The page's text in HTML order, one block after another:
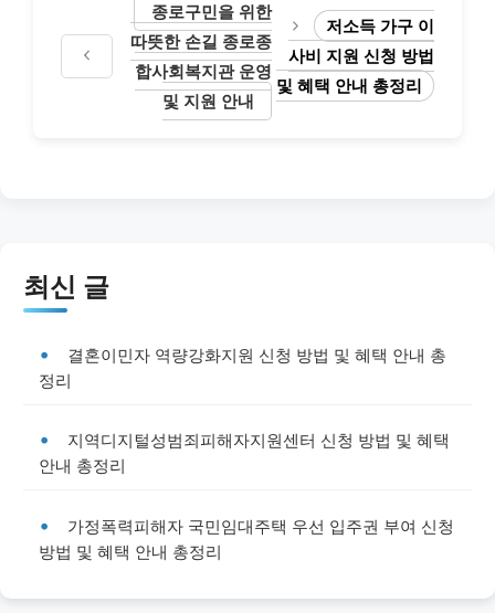
종로구민을 위한
따뜻한 손길 종로종
합사회복지관 운영
및 지원 안내
저소득 가구 이
사비 지원 신청 방법
및 혜택 안내 총정리
최신 글
결혼이민자 역량강화지원 신청 방법 및 혜택 안내 총
정리
지역디지털성범죄피해자지원센터 신청 방법 및 혜택
안내 총정리
가정폭력피해자 국민임대주택 우선 입주권 부여 신청
방법 및 혜택 안내 총정리